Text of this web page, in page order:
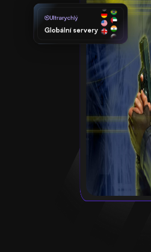
Ultrarychlý
Globální servery